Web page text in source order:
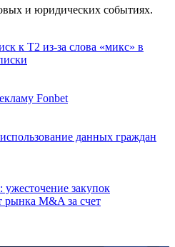
и юридических событиях.
к Т2 из-за слова «микс» в
Fonbet
данных граждан
ужесточение закупок
рынка M&A за счет